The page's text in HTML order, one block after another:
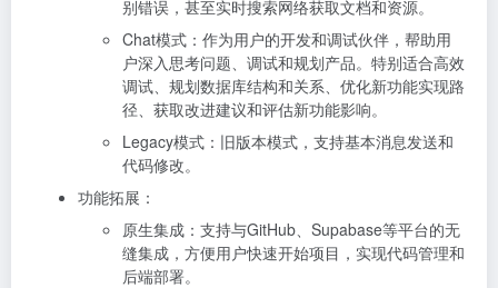
别错误，甚至实时搜索网络获取文档和资源。
Chat模式：作为用户的开发和调试伙伴，帮助用
户深入思考问题、调试和规划产品。特别适合高效
调试、规划数据库结构和关系、优化新功能实现路
径、获取改进建议和评估新功能影响。
Legacy模式：旧版本模式，支持基本消息发送和
代码修改。
功能拓展：
原生集成：支持与GitHub、Supabase等平台的无
缝集成，方便用户快速开始项目，实现代码管理和
后端部署。